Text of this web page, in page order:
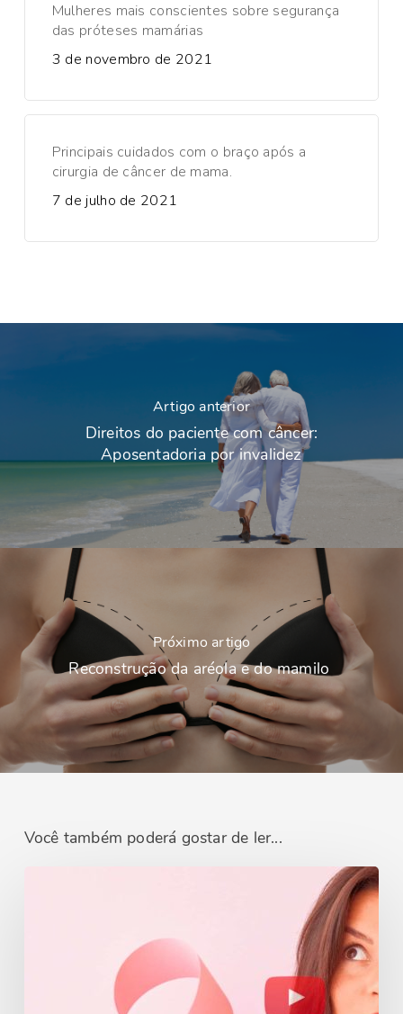
Mulheres mais conscientes sobre segurança
das próteses mamárias
3 de novembro de 2021
Principais cuidados com o braço após a
cirurgia de câncer de mama.
7 de julho de 2021
Artigo anterior
Direitos do paciente com câncer:
Aposentadoria por invalidez
Próximo artigo
Reconstrução da aréola e do mamilo
Você também poderá gostar de ler...